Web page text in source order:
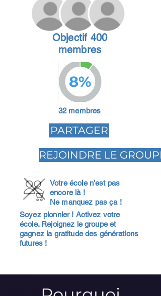
Objectif 400
membres
8%
32 membres
PARTAGER
REJOINDRE LE GROUPE
Votre école n'est pas
encore là !
Ne manquez pas ça !
Soyez pionnier ! Activez votre
école. Rejoignez le groupe et
gagnez la gratitude des générations
futures !